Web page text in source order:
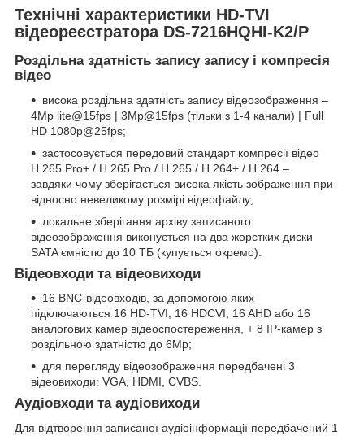
Технічні характеристики HD-TVI
відеореєстратора DS-7216HQHI-K2/P
Роздільна здатність запису запису і компресія
відео
висока роздільна здатність запису відеозображення –
4Mp lite@15fps | 3Mp@15fps (тільки з 1-4 канали) | Full
HD 1080p@25fps;
застосовується передовий стандарт компресії відео
H.265 Pro+ / H.265 Pro / H.265 / H.264+ / H.264 –
завдяки чому зберігається висока якість зображення при
відносно невеликому розмірі відеофайлу;
локальне зберігання архіву записаного
відеозображення виконується на два жорстких диски
SATA ємністю до 10 ТБ (купується окремо).
Відеовходи та відеовиходи
16 BNC-відеовходів, за допомогою яких
підключаються 16 HD-TVI, 16 HDCVI, 16 AHD або 16
аналогових камер відеоспостереження, + 8 IP-камер з
роздільною здатністю до 6Mp;
для перегляду відеозображення передбачені 3
відеовиходи: VGA, HDMI, CVBS.
Аудіовходи та аудіовиходи
Для відтворення записаної аудіоінформації передбачений 1